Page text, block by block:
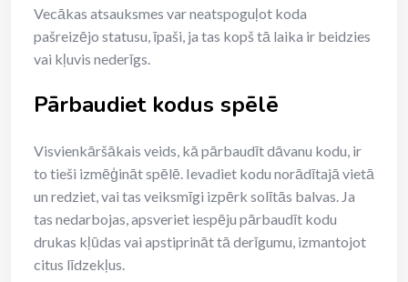
Vecākas atsauksmes var neatspoguļot koda
pašreizējo statusu, īpaši, ja tas kopš tā laika ir beidzies
vai kļuvis nederīgs.
Pārbaudiet kodus spēlē
Visvienkāršākais veids, kā pārbaudīt dāvanu kodu, ir
to tieši izmēģināt spēlē. Ievadiet kodu norādītajā vietā
un redziet, vai tas veiksmīgi izpērk solītās balvas. Ja
tas nedarbojas, apsveriet iespēju pārbaudīt kodu
drukas kļūdas vai apstiprināt tā derīgumu, izmantojot
citus līdzekļus.